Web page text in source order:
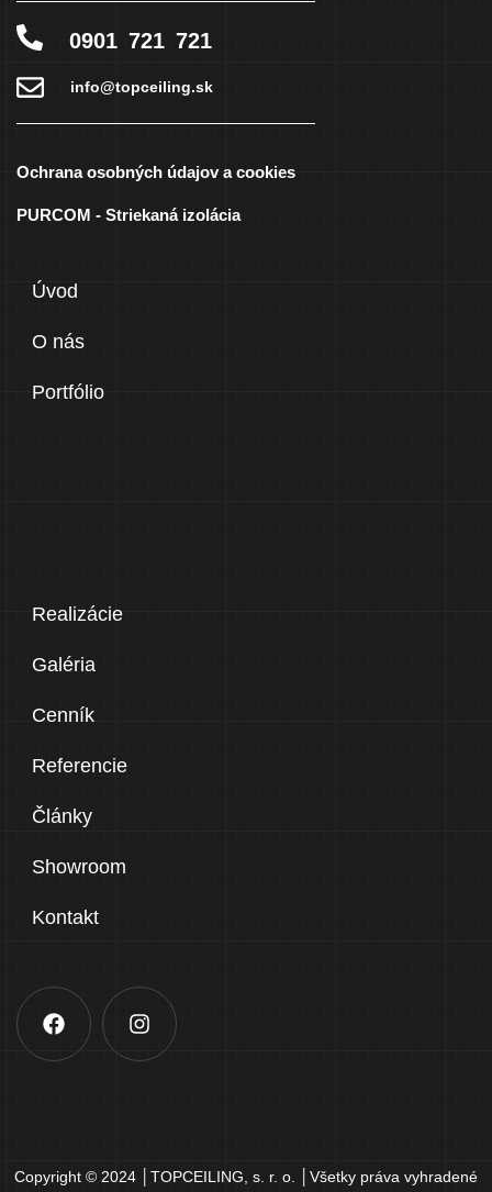
0901 721 721
info@topceiling.sk
Ochrana osobných údajov a cookies
PURCOM - Striekaná izolácia
Úvod
O nás
Portfólio
Realizácie
Galéria
Cenník
Referencie
Články
Showroom
Kontakt
Copyright © 2024 │TOPCEILING, s. r. o. │Všetky práva vyhradené